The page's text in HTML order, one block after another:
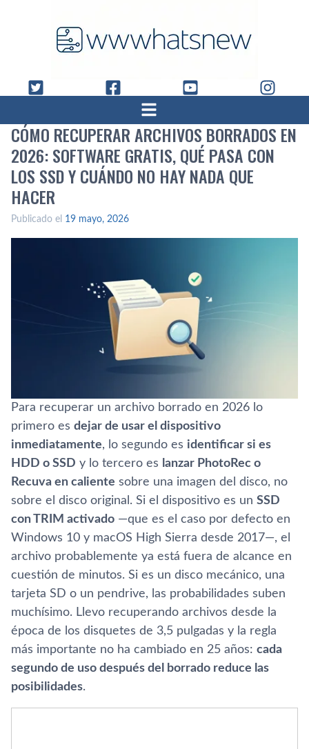
CÓMO RECUPERAR ARCHIVOS BORRADOS EN
2026: SOFTWARE GRATIS, QUÉ PASA CON
LOS SSD Y CUÁNDO NO HAY NADA QUE
HACER
Publicado el 19 mayo, 2026
Para recuperar un archivo borrado en 2026 lo
primero es dejar de usar el dispositivo
inmediatamente, lo segundo es identificar si es
HDD o SSD y lo tercero es lanzar PhotoRec o
Recuva en caliente sobre una imagen del disco, no
sobre el disco original. Si el dispositivo es un SSD
con TRIM activado —que es el caso por defecto en
Windows 10 y macOS High Sierra desde 2017—, el
archivo probablemente ya está fuera de alcance en
cuestión de minutos. Si es un disco mecánico, una
tarjeta SD o un pendrive, las probabilidades suben
muchísimo. Llevo recuperando archivos desde la
época de los disquetes de 3,5 pulgadas y la regla
más importante no ha cambiado en 25 años: cada
segundo de uso después del borrado reduce las
posibilidades.